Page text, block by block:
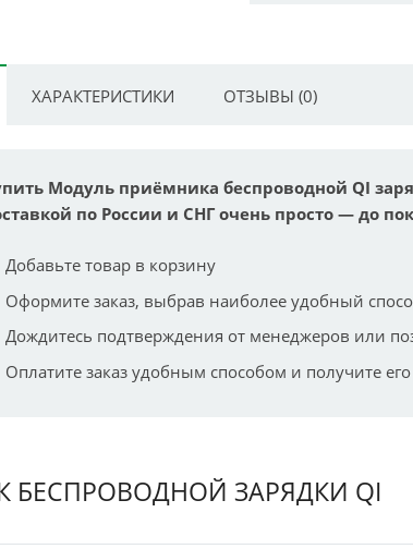
ХАРАКТЕРИСТИКИ ОТЗЫВЫ (0)
Модуль приёмника беспроводной QI
по России и СНГ очень просто — до
Добавьте товар в корзину
Оформите заказ, выбрав наиболее удобный
Дождитесь подтверждения от менеджеров или
Оплатите заказ удобным способом и получите
БЕСПРОВОДНОЙ ЗАРЯДКИ QI